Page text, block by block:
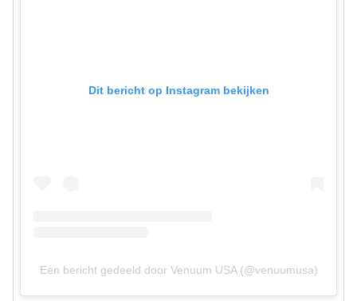
Dit bericht op Instagram bekijken
Een bericht gedeeld door Venuum USA (@venuumusa)